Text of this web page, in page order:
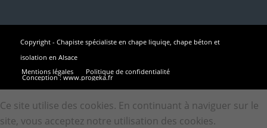
Copyright - Chapiste spécialiste en chape liquiqe, chape béton et
isolation en Alsace
Mentions légales
Politique de confidentialité
Conception : www.progeka.fr
Ce site utilise des cookies. En continuant à naviguer sur le
site, vous acceptez notre utilisation des cookies.